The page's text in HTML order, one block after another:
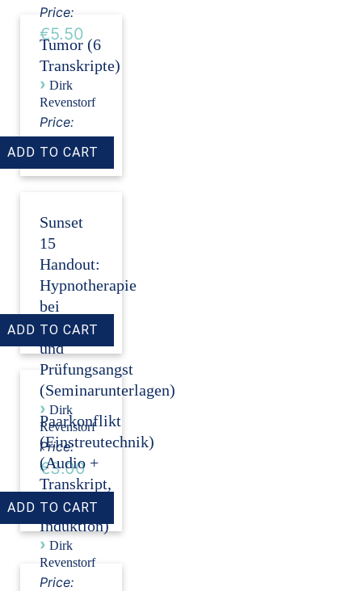
Price:
€5.50
Tumor (6
Transkripte)
› Dirk
Revenstorf
Price:
€18.00
Sunset
15
Handout:
Hypnotherapie
bei
Auftritts-
und
Prüfungsangst
(Seminarunterlagen)
› Dirk
Revenstorf
Price:
€3.00
Paarkonflikt
(Einstreutechnik)
(Audio +
Transkript,
ohne
Induktion)
› Dirk
Revenstorf
Price: